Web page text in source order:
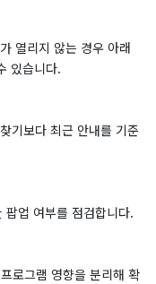
열리지 않는 경우 아래
있습니다.
기보다 최근 안내를 기준
업 여부를 점검합니다.
로그램 영향을 분리해 확